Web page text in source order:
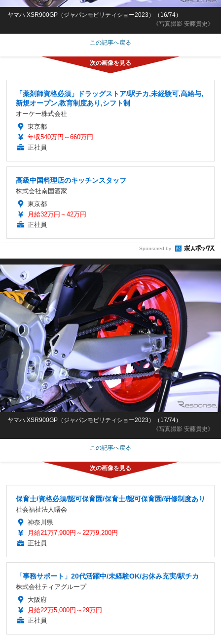
《写真撮影 安藤貴史》
ヤマハ XSR900GP（ジャパンモビリティショー2023）（16/74）
この記事へ戻る
「薬剤師資格必須」ドラッグストア/駅チカ,未経験可,高給与,
新規オープン,教育制度あり,シフト制
オーケー株式会社
東京都
年収540万円～660万円
正社員
高級中国料理店のキッチンスタッフ
株式会社南国酒家
東京都
月給32万円～42万円
正社員
Sponsored by
《写真撮影 安藤貴史》
ヤマハ XSR900GP（ジャパンモビリティショー2023）（17/74）
この記事へ戻る
保育士/資格必須/認可保育園/保育士/認可保育園/研修制度あり
社会福祉法人曙会
神奈川県
月給21万7,900円～22万9,200円
正社員
「事務サポート」20代活躍中/未経験OK/お休み充実/駅チカ
株式会社ティアグループ
大阪府
月給22万5,000円～29万円
正社員